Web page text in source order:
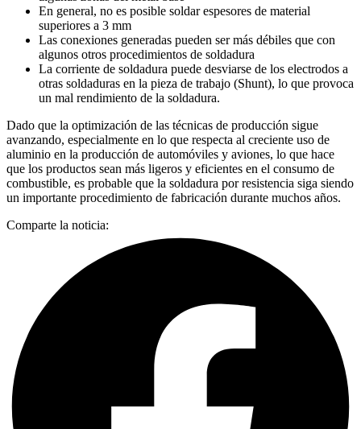
En general, no es posible soldar espesores de material
superiores a 3 mm
Las conexiones generadas pueden ser más débiles que con
algunos otros procedimientos de soldadura
La corriente de soldadura puede desviarse de los electrodos a
otras soldaduras en la pieza de trabajo (Shunt), lo que provoca
un mal rendimiento de la soldadura.
Dado que la optimización de las técnicas de producción sigue
avanzando, especialmente en lo que respecta al creciente uso de
aluminio en la producción de automóviles y aviones, lo que hace
que los productos sean más ligeros y eficientes en el consumo de
combustible, es probable que la soldadura por resistencia siga siendo
un importante procedimiento de fabricación durante muchos años.
Comparte la noticia: